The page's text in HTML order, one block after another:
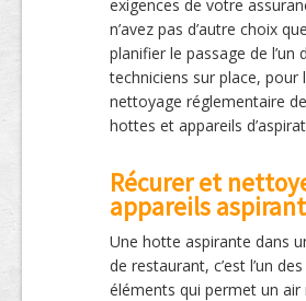
exigences de votre
n’avez pas d’autre choix
planifier le passage de l’un
techniciens sur place, pour
nettoyage réglementaire
hottes et appareils
Récurer et
appareils
Une hotte aspirante dans
de restaurant, c’est l’un
éléments qui permet un air